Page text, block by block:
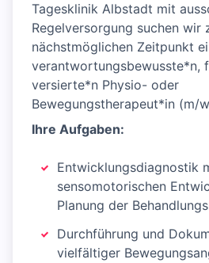
Tagesklinik Albstadt mit
Regelversorgung suchen wir
nächstmöglichen Zeitpunkt
verantwortungsbewusste*n,
versierte*n Physio- oder
Bewegungstherapeut*in (m/
Ihre Aufgaben:
Entwicklungsdiagnostik
sensomotorischen
Planung der
Durchführung und
vielfältiger